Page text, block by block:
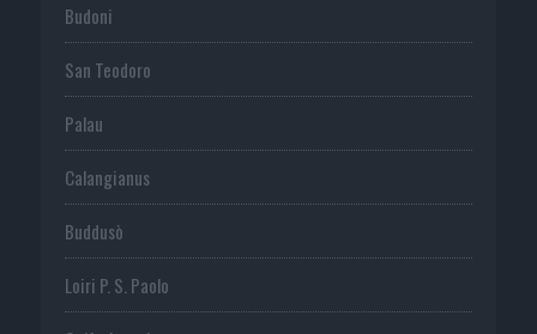
Budoni
San Teodoro
Palau
Calangianus
Buddusò
Loiri P. S. Paolo